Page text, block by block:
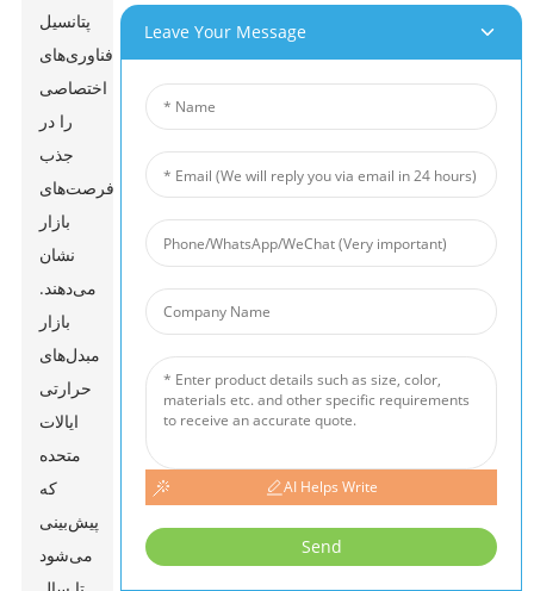
پتانسیل
فناوری‌های
اختصاصی
را در
جذب
فرصت‌های
بازار
نشان
می‌دهند.
بازار
مبدل‌های
حرارتی
ایالات
متحده
که
پیش‌بینی
می‌شود
Leave Your Message
AI Helps Write
Send